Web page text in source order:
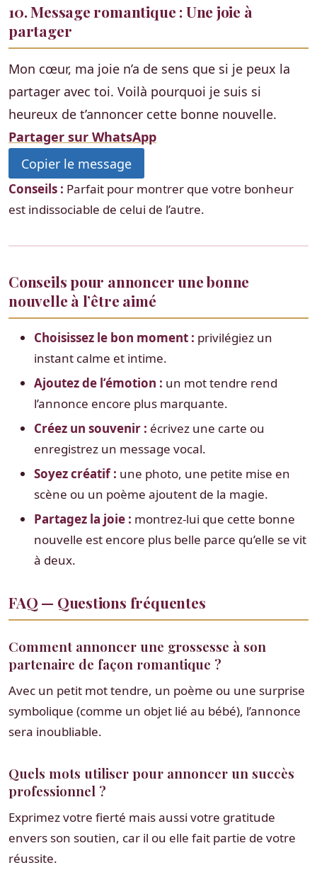
10. Message romantique : Une joie à
partager
Mon cœur, ma joie n’a de sens que si je peux la
partager avec toi. Voilà pourquoi je suis si
heureux de t’annoncer cette bonne nouvelle.
Partager sur WhatsApp
Copier le message
Conseils : Parfait pour montrer que votre bonheur
est indissociable de celui de l’autre.
Conseils pour annoncer une bonne
nouvelle à l’être aimé
Choisissez le bon moment : privilégiez un
instant calme et intime.
Ajoutez de l’émotion : un mot tendre rend
l’annonce encore plus marquante.
Créez un souvenir : écrivez une carte ou
enregistrez un message vocal.
Soyez créatif : une photo, une petite mise en
scène ou un poème ajoutent de la magie.
Partagez la joie : montrez-lui que cette bonne
nouvelle est encore plus belle parce qu’elle se vit
à deux.
FAQ — Questions fréquentes
Comment annoncer une grossesse à son
partenaire de façon romantique ?
Avec un petit mot tendre, un poème ou une surprise
symbolique (comme un objet lié au bébé), l’annonce
sera inoubliable.
Quels mots utiliser pour annoncer un succès
professionnel ?
Exprimez votre fierté mais aussi votre gratitude
envers son soutien, car il ou elle fait partie de votre
réussite.